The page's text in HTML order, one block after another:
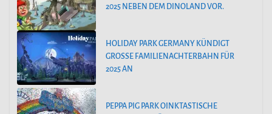
2025 NEBEN DEM DINOLAND VOR.
HOLIDAY PARK GERMANY KÜNDIGT
GROSSE FAMILIENACHTERBAHN FÜR 2
025 AN
PEPPA PIG PARK OINKTASTISCHE